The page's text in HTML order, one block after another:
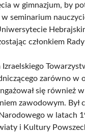
w gimnazjum, by
seminarium
członkiem
zarówno w
się również
zawodowym. Był
w latach
i Kultury